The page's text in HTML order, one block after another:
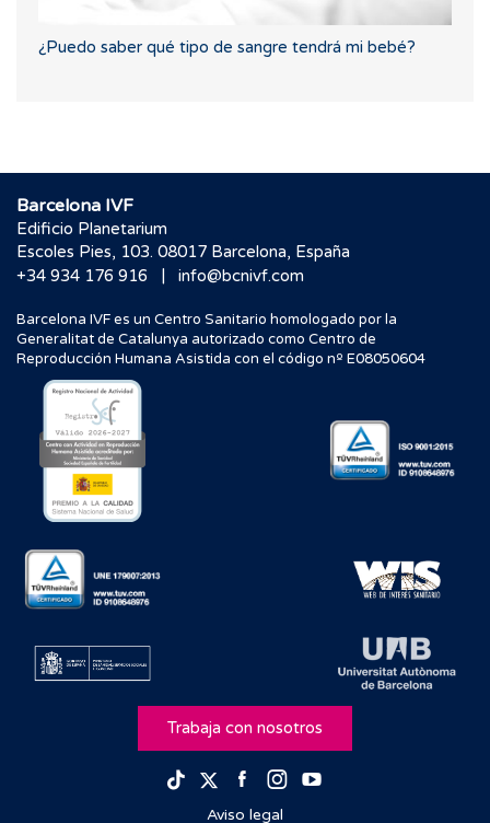
¿Puedo saber qué tipo de sangre tendrá mi bebé?
Barcelona IVF
Edificio Planetarium
Escoles Pies, 103. 08017 Barcelona, España
+34 934 176 916
| info@bcnivf.com
Barcelona IVF es un Centro Sanitario homologado por la
Generalitat de Catalunya autorizado como Centro de
Reproducción Humana Asistida con el código nº E08050604
Trabaja con nosotros
TikTokTwitterFacebook
Instagram
Aviso legal